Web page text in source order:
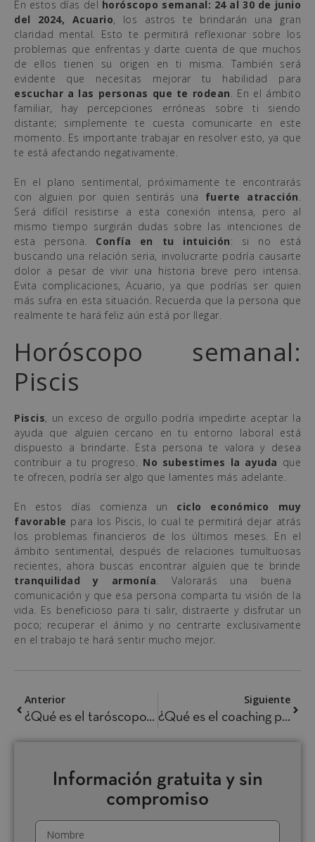
En estos días del horóscopo semanal: 24 al 30 de junio
del 2024,
Acuario, los astros te brindarán una gran
claridad mental. Esto te permitirá reflexionar sobre los
problemas que enfrentas y darte cuenta de que muchos
de ellos tienen su origen en ti misma. También será
evidente que necesitas mejorar tu habilidad para
escuchar a las personas que te rodean. En el ámbito
familiar, hay percepciones erróneas sobre ti siendo
distante; simplemente te cuesta comunicarte en este
momento. Es importante trabajar en resolver esto, ya que
te está afectando negativamente.
En el plano sentimental, próximamente te encontrarás
con alguien por quien sentirás una fuerte atracción.
Será difícil resistirse a esta conexión intensa, pero al
mismo tiempo surgirán dudas sobre las intenciones de
esta persona. Confía en tu intuición: si no está
buscando una relación seria, involucrarte podría causarte
dolor a pesar de vivir una historia breve pero intensa.
Evita complicaciones, Acuario, ya que podrías ser quien
más sufra en esta situación. Recuerda que la persona que
realmente te hará feliz aún está por llegar.
Horóscopo semanal:
Piscis
Piscis, un exceso de orgullo podría impedirte aceptar la
ayuda que alguien cercano en tu entorno laboral está
dispuesto a brindarte. Esta persona te valora y desea
contribuir a tu progreso. No subestimes la ayuda que
te ofrecen, podría ser algo que lamentes más adelante.
En estos días comienza un ciclo económico muy
favorable para los Piscis, lo cual te permitirá dejar atrás
los problemas financieros de los últimos meses. En el
ámbito sentimental, después de relaciones tumultuosas
recientes, ahora buscas encontrar alguien que te brinde
tranquilidad y armonía. Valorarás una buena
comunicación y que esa persona comparta tu visión de la
vida. Es beneficioso para ti salir, distraerte y disfrutar un
poco; recuperar el ánimo y no centrarte exclusivamente
en el trabajo te hará sentir mucho mejor.
Anterior
¿Qué es el taróscopo? Ejemplos y tiradas
Siguiente
¿Qué es el coaching personal y cuáles son sus tipos?
Información gratuita y sin
compromiso